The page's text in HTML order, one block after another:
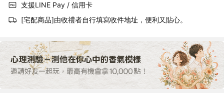
支援LINE Pay / 信用卡
[宅配商品]由收禮者自行填寫收件地址，便利又貼心。